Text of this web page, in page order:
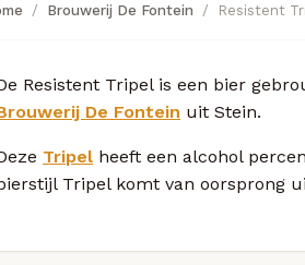
Brouwerij De Fontein Resistent
Resistent Tripel is een bier
De Fontein uit Stein.
Tripel heeft een alcohol
Tripel komt van oorsprong